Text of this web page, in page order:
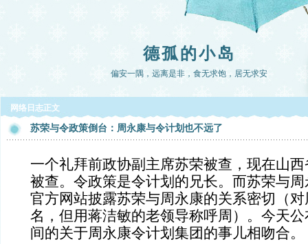
德孤的小岛
偏安一隅，远离是非，食无求饱，居无求安
网络日志正文
苏荣与令政策倒台：周永康与令计划也不远了
一个礼拜前政协副主席苏荣被查，现在山
被查。令政策是令计划的兄长。而苏荣与
官方网站披露苏荣与周永康的关系密切（
名，但用蒋洁敏的老领导称呼周）。今天
间的关于周永康令计划集团的事儿相吻合。